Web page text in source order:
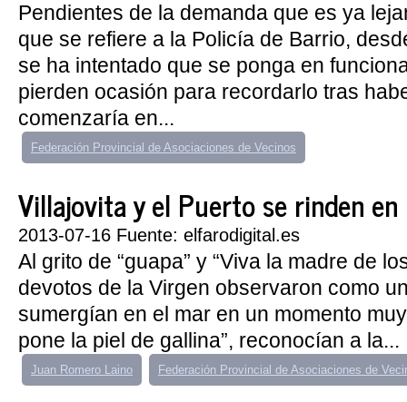
Pendientes de la demanda que es ya
que se refiere a la Policía de Barrio,
se ha intentado que se ponga en
pierden ocasión para recordarlo tras
comenzaría en...
Federación Provincial de Asociaciones de Vecinos
Villajovita y el Puerto se rinden
2013-07-16 Fuente: elfarodigital.es
Al grito de “guapa” y “Viva la madre de
devotos de la Virgen observaron como
sumergían en el mar en un momento
pone la piel de gallina”, reconocían a la...
Juan Romero Laino Federación Provincial de Asociaciones de